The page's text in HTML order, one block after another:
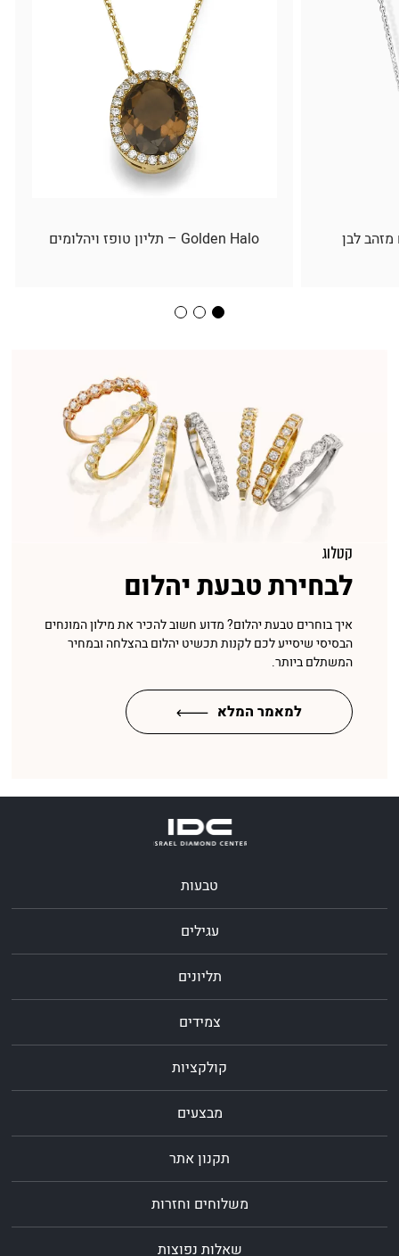
קטלוג
לבחירת טבעת יהלום
איך בוחרים טבעת יהלום? מדוע חשוב להכיר את מילון המונחים
הבסיסי שיסייע לכם לקנות תכשיט יהלום בהצלחה ובמחיר
המשתלם ביותר.
למאמר המלא
מזהב לבן Golden Halo – תליון טופז ויהלומים
טבעות
עגילים
תליונים
צמידים
קולקציות
מבצעים
תקנון אתר
משלוחים וחזרות
שאלות נפוצות